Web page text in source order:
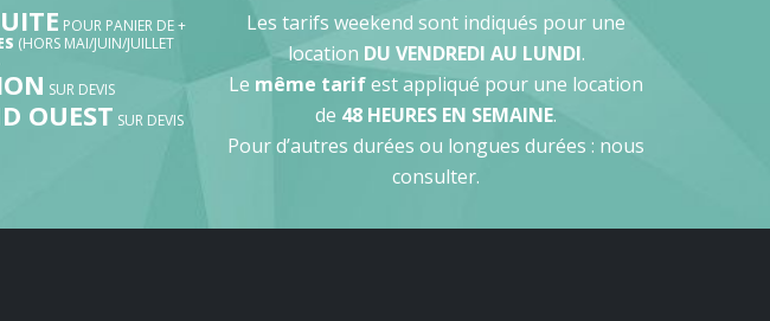
POUR PANIER DE +
(HORS MAI/JUIN/JUILLET
SUR DEVIS
OUEST SUR DEVIS
Les tarifs weekend sont indiqués pour une
location DU VENDREDI AU LUNDI.
Le même tarifest appliqué pour une location
de 48 HEURES EN SEMAINE.
Pour d’autres durées ou longues durées : nous
consulter.